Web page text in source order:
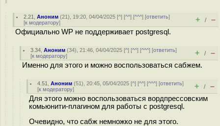
2.21 ,Аноним (21), 19:20, 04/04/2025 [^] [^^] [^^^] [ответить]
[к модератору] + / –
Официально WP не поддерживает postgresql.
3.34 ,Аноним (34), 21:46, 04/04/2025 [^] [^^] [^^^] [ответить]
[к модератору] + / –
Именно для этого и можно воспользоваться сабжем.
4.51 ,Аноним (51), 20:45, 05/04/2025 [^] [^^] [^^^] [ответить]
[к модератору] + / –
Для этого можно воспользоваться вордпрессовским
комьюнити-плагином для работы с postgresql.
Очевидно, что сабж немножко не для этого.